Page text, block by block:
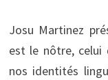
Josu Martinez
est le nôtre, celui
nos identités